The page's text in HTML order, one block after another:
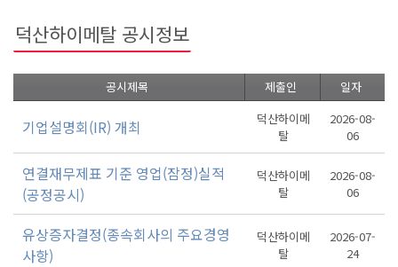
덕산하이메탈 공시정보
공시제목 제출인 일자
기업설명회(IR) 개최
덕산하이메
탈
2026-08-
06
연결재무제표 기준 영업(잠정)실적
(공정공시)
덕산하이메
탈
2026-08-
06
유상증자결정(종속회사의 주요경영
사항)
덕산하이메
탈
2026-07-
24